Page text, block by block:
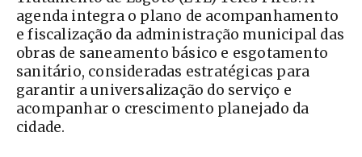
agenda integra o plano de acompanhamento
e fiscalização da administração municipal das
obras de saneamento básico e esgotamento
sanitário, consideradas estratégicas para
garantir a universalização do serviço e
acompanhar o crescimento planejado da
cidade.